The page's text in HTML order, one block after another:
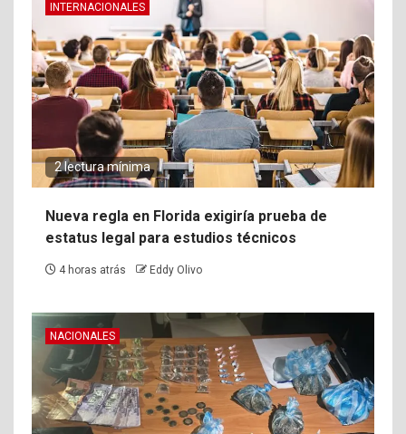
INTERNACIONALES
2 lectura mínima
Nueva regla en Florida exigiría prueba de
estatus legal para estudios técnicos
4 horas atrás Eddy Olivo
NACIONALES